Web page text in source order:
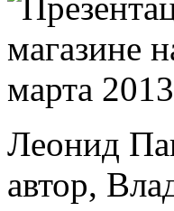
Леонид
автор,